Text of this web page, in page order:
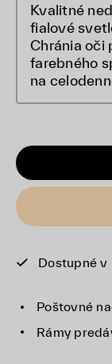
Kvalitné
fialové
Chránia oči
farebného
na
Dostupné v
Poštovné
Rámy